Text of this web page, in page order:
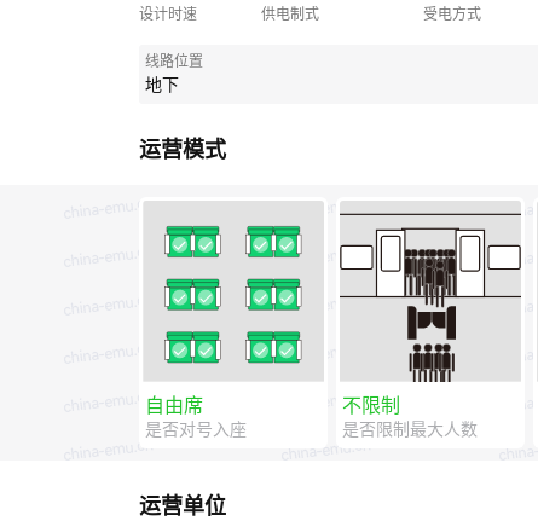
设计时速
供电制式 受电方式
线路位置
地下
运营模式
自由席
是否对号入座
不限制
是否限制最大人数
运营单位